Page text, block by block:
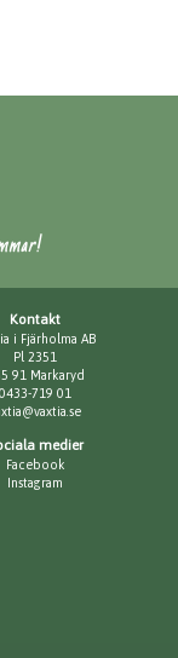
Kontakt
i Fjärholma AB
Pl 2351
91 Markaryd
0433-719 01
medier
Facebook
Instagram